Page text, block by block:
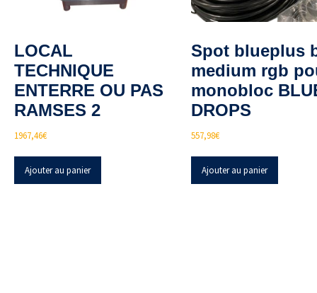
LOCAL
TECHNIQUE
ENTERRE OU PAS
RAMSES 2
1967,46€
Ajouter au panier
Spot blueplus
medium rgb
monobloc
DROPS
557,98€
Ajouter au panier